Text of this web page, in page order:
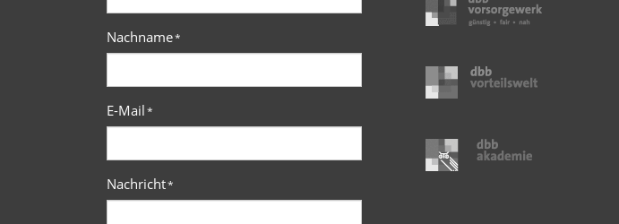
Nachname*
E-Mail*
Nachricht*